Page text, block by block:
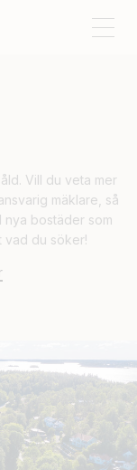
Vill du veta mer
mäklare, så
nya bostäder som
vad du söker!